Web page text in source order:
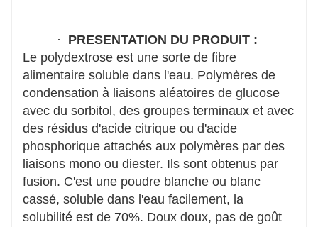
·
PRESENTATION DU PRODUIT :
Le polydextrose est une sorte de fibre
alimentaire soluble dans l'eau. Polymères de
condensation à liaisons aléatoires de glucose
avec du sorbitol, des groupes terminaux et avec
des résidus d'acide citrique ou d'acide
phosphorique attachés aux polymères par des
liaisons mono ou diester. Ils sont obtenus par
fusion. C'est une poudre blanche ou blanc
cassé, soluble dans l'eau facilement, la
solubilité est de 70%. Doux doux, pas de goût